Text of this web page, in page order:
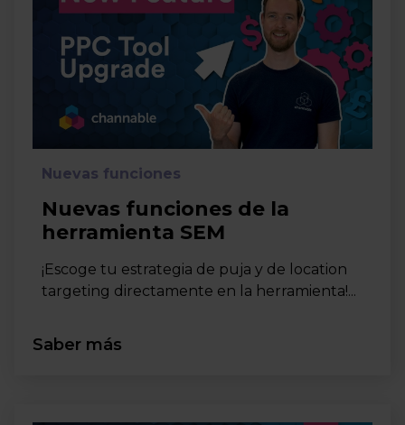
Nuevas funciones
Nuevas funciones de la
herramienta SEM
¡Escoge tu estrategia de puja y de location
targeting directamente en la herramienta!...
Saber más